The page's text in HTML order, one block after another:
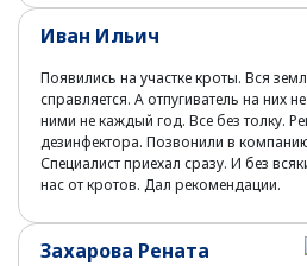
Иван Ильич
Появились на участке кроты. Вся
справляется. А отпугиватель на них
ними не каждый год. Все без толку.
дезинфектора. Позвонили в
Специалист приехал сразу. И без
нас от кротов. Дал рекомендации.
Захарова Рената